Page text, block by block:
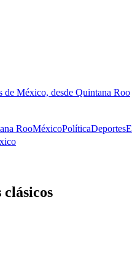
de México, desde Quintana Roo
RooMéxicoPolíticaDeportes